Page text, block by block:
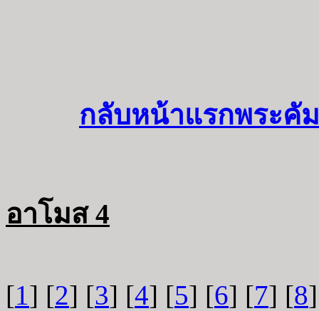
กลับหน้าแรกพระคั
อาโมส 4
[1] [2] [3] [4] [5] [6] [7] [8